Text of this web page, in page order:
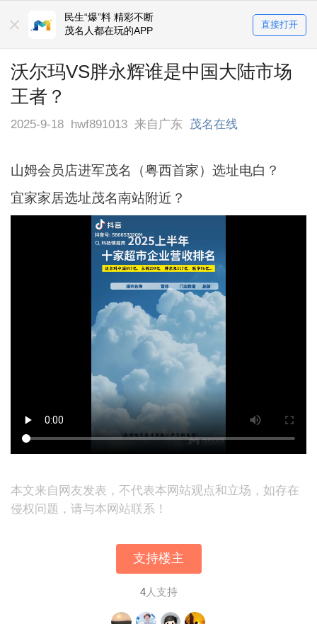
民生“爆”料 精彩不断
茂名人都在玩的APP
直接打开
沃尔玛VS胖永辉谁是中国大陆市场
王者？
2025-9-18 hwf891013 来自广东 茂名在线
山姆会员店进军茂名（粤西首家）选址电白？
宜家家居选址茂名南站附近？
本文来自网友发表，不代表本网站观点和立场，如存在
侵权问题，请与本网站联系！
支持楼主
4人支持